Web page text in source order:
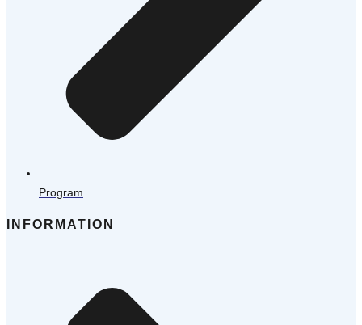
Program
INFORMATION